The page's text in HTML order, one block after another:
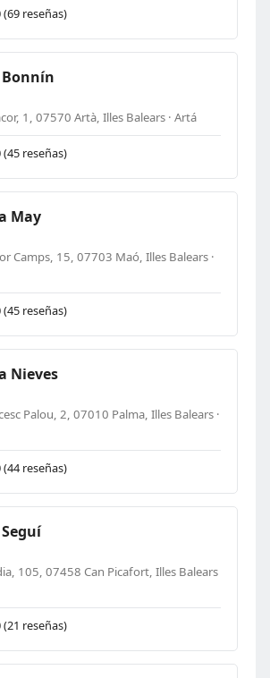
(69 reseñas)
1, 07570 Artà, Illes Balears · Artá
(45 reseñas)
May
Camps, 15, 07703 Maó, Illes Balears ·
(45 reseñas)
Nieves
Palou, 2, 07010 Palma, Illes Balears ·
(44 reseñas)
105, 07458 Can Picafort, Illes Balears
(21 reseñas)